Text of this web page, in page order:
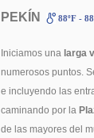
PEKÍN 88ºF -
Iniciamos una larga
numerosos puntos.
e incluyendo las
caminando por la
de las mayores del